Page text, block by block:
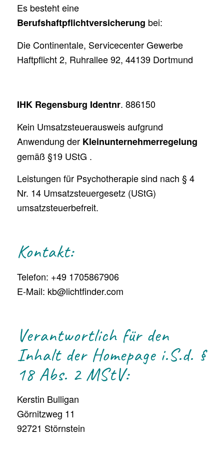
Es besteht eine
Berufshaftpflichtversicherung bei:
Die Continentale, Servicecenter Gewerbe
Haftpflicht 2, Ruhrallee 92, 44139 Dortmund
IHK Regensburg Identnr. 886150
Kein Umsatzsteuerausweis aufgrund
Anwendung der Kleinunternehmerregelung
gemäß §19 UStG .
Leistungen für Psychotherapie sind nach § 4
Nr. 14 Umsatzsteuergesetz (UStG)
umsatzsteuerbefreit.
Kontakt:
Telefon: +49 1705867906
E-Mail: kb@lichtfinder.com
Verantwortlich für den
Inhalt der Homepage i.S.d. §
18 Abs. 2 MStV:
Kerstin Bulligan
Görnitzweg 11
92721 Störnstein